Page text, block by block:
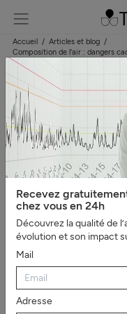
Accueil
Articles et blog
Composition de l'air : dangers
Composition de
respirons-nous ?
oubliés
Mise à jour le 1 février 2024
Je veux
La beauté de
Recevez
chez vous en 24h
Découvrez la qualité de
évolution et son impact
Mail
Adresse